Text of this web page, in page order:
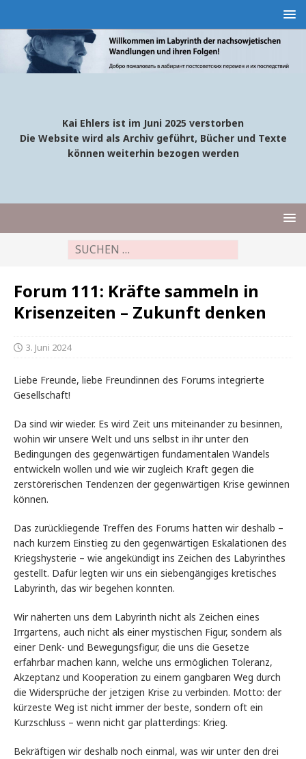
Kai Ehlers ist im Juni 2025 verstorben
Die Website wird als Archiv geführt, Bücher und Texte
können weiterhin bezogen werden
Forum 111: Kräfte sammeln in
Krisenzeiten – Zukunft denken
3. Juni 2024
Liebe Freunde, liebe Freundinnen des Forums integrierte
Gesellschaft!
Da sind wir wieder. Es wird Zeit uns miteinander zu besinnen,
wohin wir unsere Welt und uns selbst in ihr unter den
Bedingungen des gegenwärtigen fundamentalen Wandels
entwickeln wollen und wie wir zugleich Kraft gegen die
zerstörerischen Tendenzen der gegenwärtigen Krise gewinnen
können.
Das zurückliegende Treffen des Forums hatten wir deshalb –
nach kurzem Einstieg zu den gegenwärtigen Eskalationen des
Kriegshysterie – wie angekündigt ins Zeichen des Labyrinthes
gestellt. Dafür legten wir uns ein siebengängiges kretisches
Labyrinth, das wir begehen konnten.
Wir näherten uns dem Labyrinth nicht als Zeichen eines
Irrgartens, auch nicht als einer mystischen Figur, sondern als
einer Denk- und Bewegungsfigur, die uns die Gesetze
erfahrbar machen kann, welche uns ermöglichen Toleranz,
Akzeptanz und Kooperation zu einem gangbaren Weg durch
die Widersprüche der jetzigen Krise zu verbinden. Motto: der
kürzeste Weg ist nicht immer der beste, sondern oft ein
Kurzschluss – wenn nicht gar platterdings: Krieg.
Bekräftigen wir deshalb noch einmal, was wir unter den drei